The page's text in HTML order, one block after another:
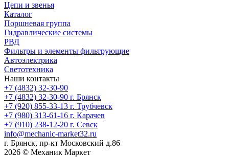
Цепи и звенья
Каталог
Поршневая группа
Гидравлические системы
РВД
Фильтры и элементы фильтрующие
Автоэлектрика
Светотехника
Наши контакты
+7 (4832) 32-30-90
+7 (4832) 32-30-90 г. Брянск
+7 (920) 855-33-13 г. Трубчевск
+7 (980) 313-61-16 г. Карачев
+7 (910) 238-12-20 г. Севск
info@mechanic-market32.ru
г. Брянск, пр-кт Московский д.86
2026 © Механик Маркет